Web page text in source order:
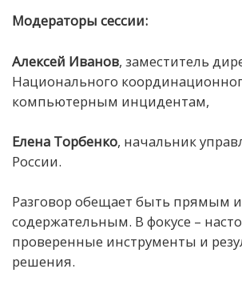
Модераторы сессии:
Алексей Иванов, заместитель
Национального
компьютерным инцидентам,
Елена Торбенко, начальник
России.
Разговор обещает быть прямым и
содержательным. В фокусе –
проверенные инструменты и
решения.